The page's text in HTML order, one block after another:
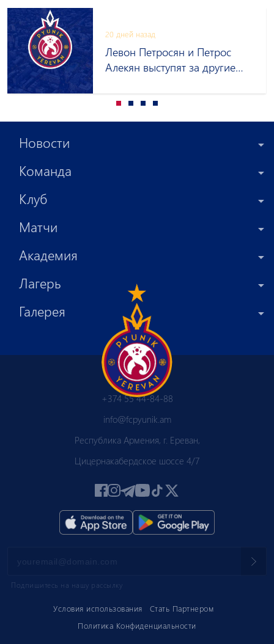
20 дней назад
Левон Петросян и Петрос
Алекян выступят за другие
Новости
Команда
Клуб
Матчи
Академия
Лагерь
Галерея
Условия использования
Стать Партнером
Политика Конфиденциальности
+374 55 44-84-88
info@fcpyunik.am
Республика Армения, г. Ереван,
Цицернакабердское шоссе 4/7
Подпишитесь на нашу рассылку